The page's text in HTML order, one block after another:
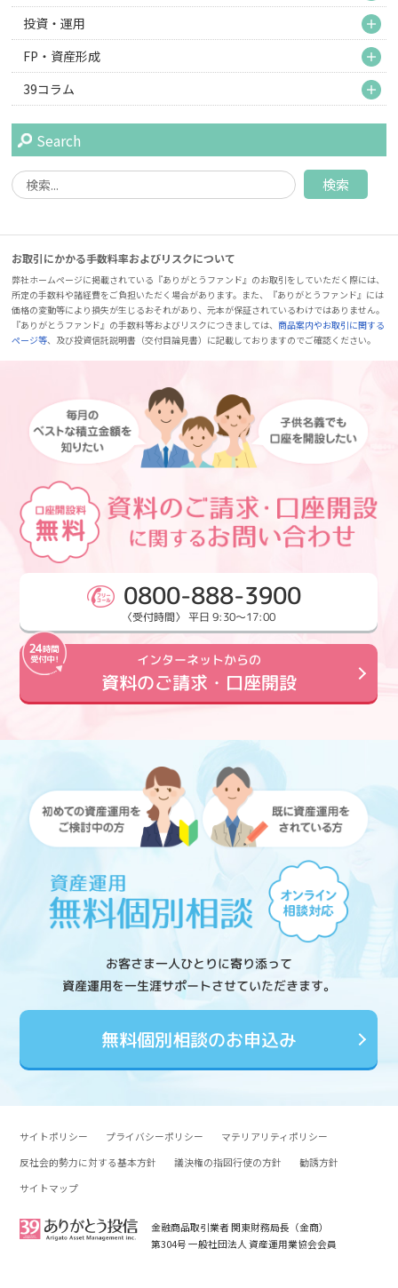
投資・運用
FP・資産形成
39コラム
Search
お取引にかかる手数料率およびリスクについて
弊社ホームページに掲載されている『ありがとうファンド』のお取引をしていただく際には、
所定の手数料や諸経費をご負担いただく場合があります。また、『ありがとうファンド』には
価格の変動等により損失が生じるおそれがあり、元本が保証されているわけではありません。
『ありがとうファンド』の手数料等およびリスクにつきましては、商品案内やお取引に関する
ページ等、及び投資信託説明書（交付目論見書）に記載しておりますのでご確認ください。
0800-888-3900
〈受付時間〉 平日 9:30～17:00
インターネットからの
資料のご請求・口座開設
お客さま一人ひとりに寄り添って
資産運用を一生涯サポートさせていただきます。
無料個別相談のお申込み
サイトポリシー プライバシーポリシー
マテリアリティポリシー
反社会的勢力に対する基本方針
議決権の指図行使の方針
勧誘方針
サイトマップ
金融商品取引業者 関東財務局長（金商）
第304号 一般社団法人 資産運用業協会会員